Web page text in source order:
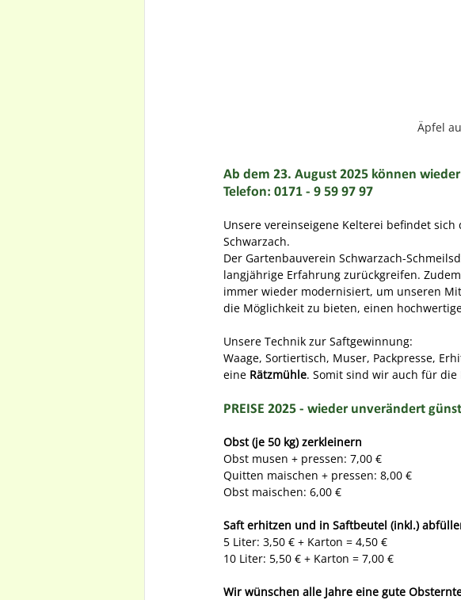
Äpfel
Ab dem 23. August 2025 können
Telefon: 0171 - 9 59 97 97
Unsere vereinseigene Kelterei befindet
Schwarzach.
Der Gartenbauverein Schwarzach-
langjährige Erfahrung zurückgreifen.
immer wieder modernisiert, um unseren
die Möglichkeit zu bieten, einen
Unsere Technik zur Saftgewinnung:
Waage, Sortiertisch, Muser, Packpresse,
eine Rätzmühle. Somit sind wir auch für
PREISE 2025 - wieder unverändert
Obst (je 50 kg) zerkleinern
Obst musen + pressen: 7,00 €
Quitten maischen + pressen: 8,00 €
Obst maischen: 6,00 €
Saft erhitzen und in Saftbeutel (inkl.)
5 Liter: 3,50 € + Karton = 4,50 €
10 Liter: 5,50 € + Karton = 7,00 €
Wir wünschen alle Jahre eine gute